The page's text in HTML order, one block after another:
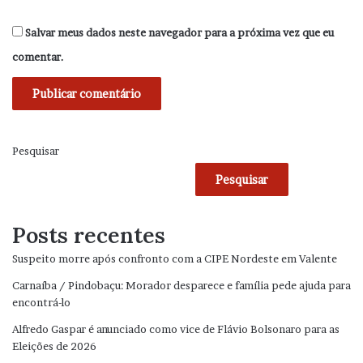
Salvar meus dados neste navegador para a próxima vez que eu
comentar.
Pesquisar
Pesquisar
Posts recentes
Suspeito morre após confronto com a CIPE Nordeste em Valente
Carnaíba / Pindobaçu: Morador desparece e família pede ajuda para
encontrá-lo
Alfredo Gaspar é anunciado como vice de Flávio Bolsonaro para as
Eleições de 2026